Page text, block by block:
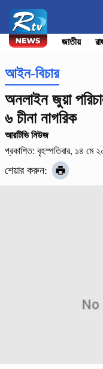
জাতীয়
আইন-বিচার
অনলাইন জুয়া
৬ চীনা নাগরিক
আরটিভি নিউজ
প্রকাশিত: বৃহস্পতিবার, ১৪ মে
শেয়ার করুন: